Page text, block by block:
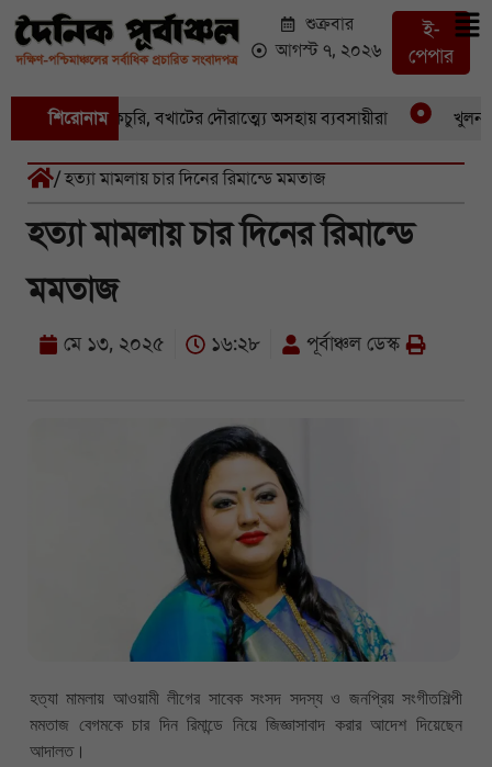
শুক্রবার
আগস্ট ৭, ২০২৬
ই-
পেপার
শিরোনাম
একের পর একচুরি, বখাটের দৌরাত্ম্যে অসহায় ব্যবসায়ীরা খুলনার
/ হত্যা মামলায় চার দিনের রিমান্ডে মমতাজ
হত্যা মামলায় চার দিনের রিমান্ডে
মমতাজ
মে ১৩, ২০২৫ ১৬:২৮ পূর্বাঞ্চল ডেস্ক
হত্যা মামলায় আওয়ামী লীগের সাবেক সংসদ সদস্য ও জনপ্রিয় সংগীতশিল্পী
মমতাজ বেগমকে চার দিন রিমান্ডে নিয়ে জিজ্ঞাসাবাদ করার আদেশ দিয়েছেন
আদালত।